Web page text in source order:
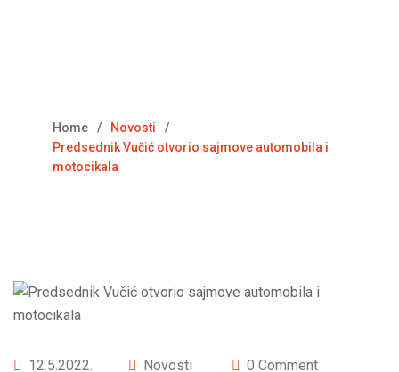
Home
Novosti
Predsednik Vučić otvorio sajmove automobila i
motocikala
12.5.2022. Novosti 0 Comment